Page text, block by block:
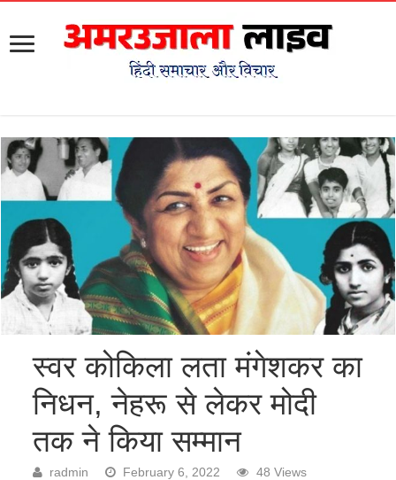
स्वर कोकिला लता मंगेशकर का
निधन, नेहरू से लेकर मोदी
तक ने किया सम्मान
radmin February 6, 2022 48 Views